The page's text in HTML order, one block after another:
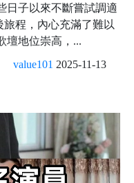
日子以來不斷嘗試調適
程，內心充滿了難以
壇地位崇高，...
value101 2025-11-13